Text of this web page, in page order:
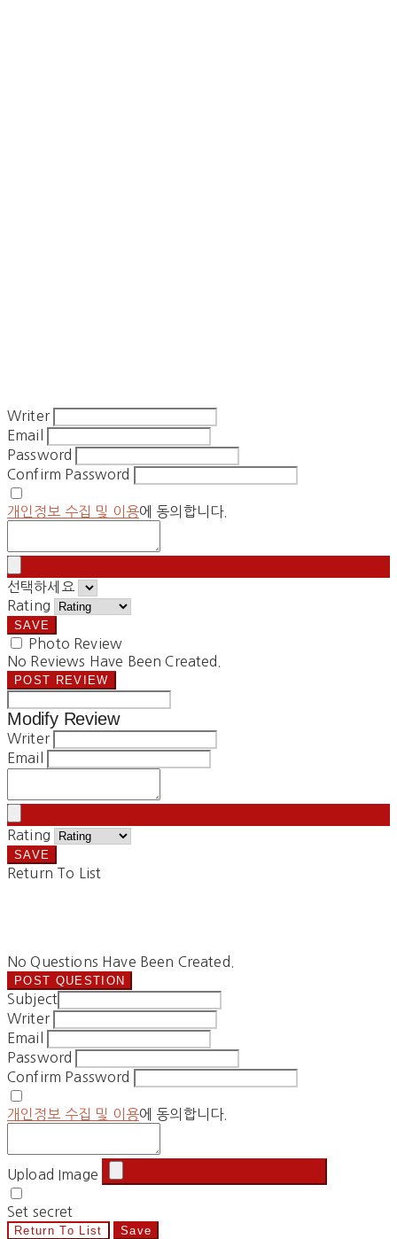
Writer
Email
Password
Confirm Password
개인정보 수집 및 이용에 동의합니다.
선택하세요
Rating
SAVE
Photo Review
No Reviews Have Been Created.
POST REVIEW
Modify Review
Writer
Email
Rating
SAVE
Return To List
No Questions Have Been Created.
POST QUESTION
Subject
Writer
Email
Password
Confirm Password
개인정보 수집 및 이용에 동의합니다.
Upload Image
Set secret
Return To List Save